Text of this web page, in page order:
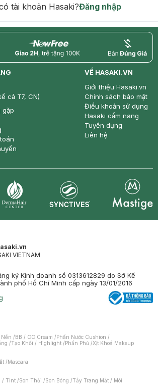
tài khoản Hasaki?Đăng nhập
nowfree price
cả T7, CN)
gặp
VỀ HASAKI.VN
Giới thiệu Hasaki.vn
Chính sách bảo mật
Điều khoản sử dụng
Hasaki cẩm nang
Tuyển dụng
Liên hệ
VIETNAM
ký Kinh doanh số 0313612829 do Sở Kế
phố Hồ Chí Minh cấp ngày 13/01/2016
Nền /BB / CC Cream /Phấn Nước Cushion /
/Tạo Khối / Highlight /Phấn Phủ /Xịt Khoá Makeup
/Mascara
/ Tint /Son Thỏi /Son Bóng /Tẩy Trang Mắt / Môi